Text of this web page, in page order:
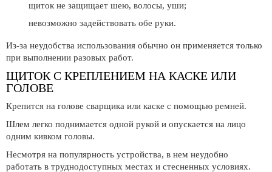
щиток не защищает шею, волосы, уши;
невозможно задействовать обе руки.
Из-за неудобства использования обычно он применяется только
при выполнении разовых работ.
ЩИТОК С КРЕПЛЕНИЕМ НА КАСКЕ ИЛИ
ГОЛОВЕ
Крепится на голове сварщика или каске с помощью ремней.
Шлем легко поднимается одной рукой и опускается на лицо
одним кивком головы.
Несмотря на популярность устройства, в нем неудобно
работать в труднодоступных местах и стесненных условиях.